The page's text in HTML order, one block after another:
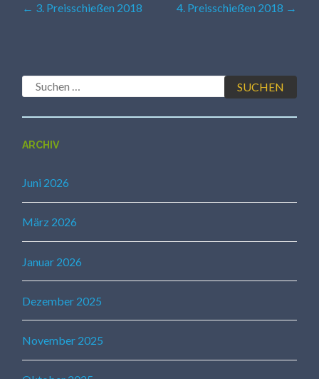
← 3. Preisschießen 2018 4. Preisschießen 2018 →
Suchen
ARCHIV
Juni 2026
März 2026
Januar 2026
Dezember 2025
November 2025